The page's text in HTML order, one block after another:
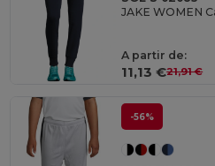
A partir de:
11,13 €21,91 €
-56%